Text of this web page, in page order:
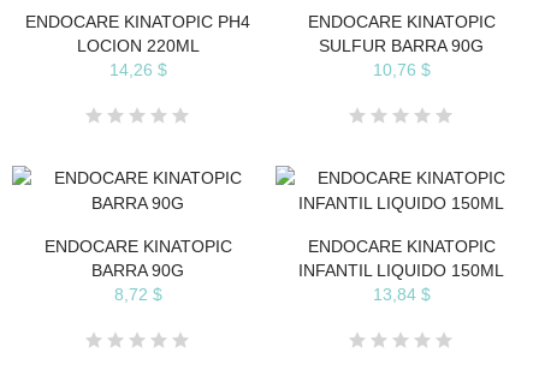
ENDOCARE KINATOPIC PH4
LOCION 220ML
14,26 $
ENDOCARE KINATOPIC
SULFUR BARRA 90G
10,76 $
ENDOCARE KINATOPIC
BARRA 90G
8,72 $
ENDOCARE KINATOPIC
INFANTIL LIQUIDO 150ML
13,84 $